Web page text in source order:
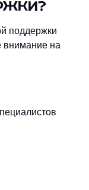
поддержки
внимание на